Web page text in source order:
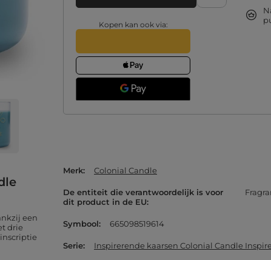
Kopen kan ook via:
een
drie
Merk Colonial Candle
De entiteit die verantwoordelijk is voor
dit product in de EU
Symbool 665098519614
Serie Inspirerende kaarsen Colonial Candle Inspire